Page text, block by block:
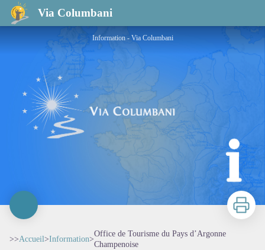
Via Columbani
Office de Tourisme du Pays d’Argonne Champenoise
Information - Via Columbani
Imprimer
>>Accueil>Information>
Office de Tourisme du Pays d’Argonne
Champenoise